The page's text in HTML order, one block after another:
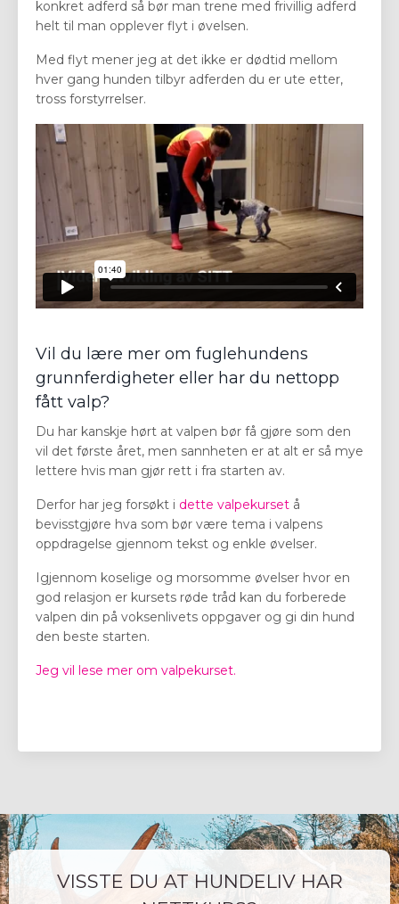
konkret adferd så bør man trene med frivillig adferd
helt til man opplever flyt i øvelsen.
Med flyt mener jeg at det ikke er dødtid mellom
hver gang hunden tilbyr adferden du er ute etter,
tross forstyrrelser.
Vil du lære mer om fuglehundens
grunnferdigheter eller har du nettopp
fått valp?
Du har kanskje hørt at valpen bør få gjøre som den
vil det første året, men sannheten er at alt er så mye
lettere hvis man gjør rett i fra starten av.
Derfor har jeg forsøkt i dette valpekurset å
bevisstgjøre hva som bør være tema i valpens
oppdragelse gjennom tekst og enkle øvelser.
Igjennom koselige og morsomme øvelser hvor en
god relasjon er kursets røde tråd kan du forberede
valpen din på voksenlivets oppgaver og gi din hund
den beste starten.
Jeg vil lese mer om valpekurset.
VISSTE DU AT HUNDELIV HAR